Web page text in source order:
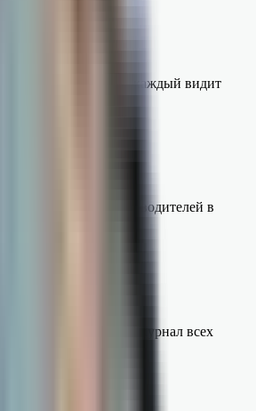
согласующий — каждый видит
баз и несколько руководителей в
— и полный журнал всех